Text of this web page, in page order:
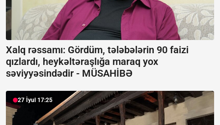
Xalq rəssamı: Gördüm, tələbələrin 90 faizi
qızlardı, heykəltəraşlığa maraq yox
səviyyəsindədir - MÜSAHİBƏ
27 İyul 17:25